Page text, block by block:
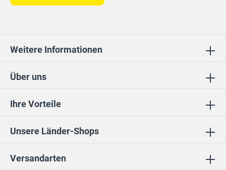
Ihre Vorteile
Unsere Länder-Shops
Über uns
Weitere Informationen
Versandarten